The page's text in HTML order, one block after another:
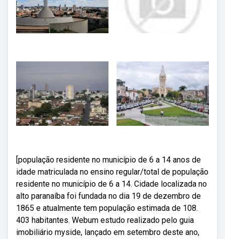
[população residente no município de 6 a 14 anos de
idade matriculada no ensino regular/total de população
residente no município de 6 a 14. Cidade localizada no
alto paranaíba foi fundada no dia 19 de dezembro de
1865 e atualmente tem população estimada de 108.
403 habitantes. Webum estudo realizado pelo guia
imobiliário myside, lançado em setembro deste ano,